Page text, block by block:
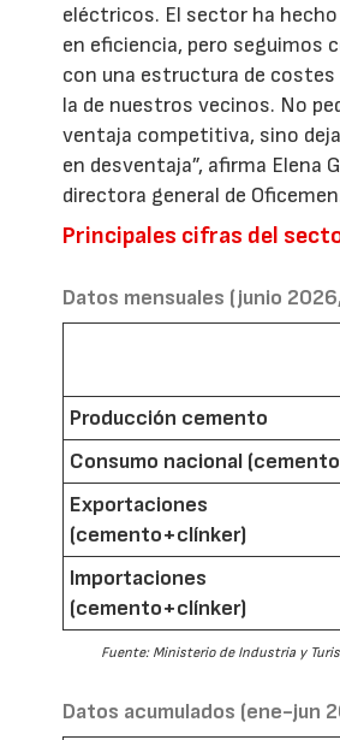
eléctricos. El sector ha hecho
en eficiencia, pero seguimos
con una estructura de costes
la de nuestros vecinos. No
ventaja competitiva, sino
en desventaja”, afirma Elena
directora general de
Principales cifras del
Datos mensuales (junio
Producción cemento
Consumo nacional
Exportaciones
(cemento+clínker)
Importaciones
(cemento+clínker)
Fuente: Ministerio de Industria y
Datos acumulados (ene-jun